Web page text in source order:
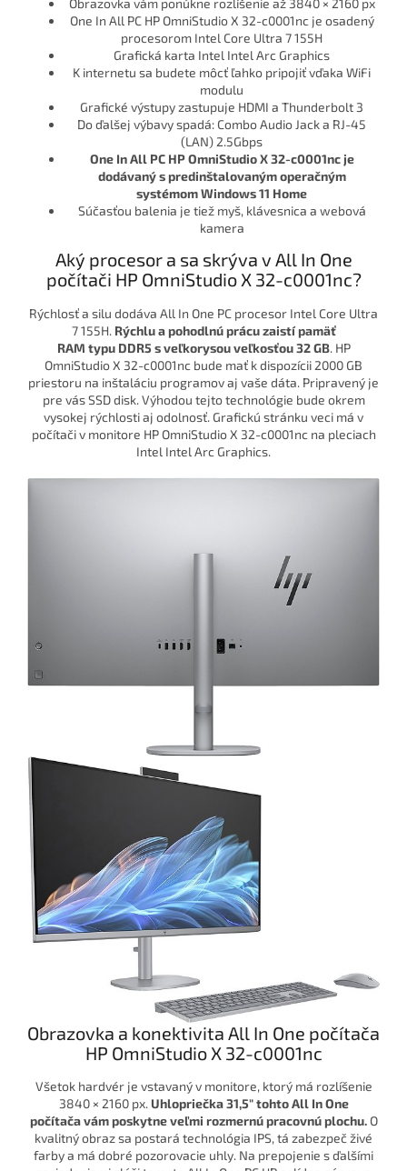
Obrazovka vám ponúkne rozlíšenie až 3840 × 2160 px
One In All PC HP OmniStudio X 32-c0001nc je osadený
procesorom Intel Core Ultra 7 155H
Grafická karta Intel Intel Arc Graphics
K internetu sa budete môcť ľahko pripojiť vďaka WiFi
modulu
Grafické výstupy zastupuje HDMI a Thunderbolt 3
Do ďalšej výbavy spadá: Combo Audio Jack a RJ-45
(LAN) 2.5Gbps
One In All PC HP OmniStudio X 32-c0001nc je
dodávaný s predinštalovaným operačným
systémomWindows 11 Home
Súčasťou balenia je tiež myš, klávesnica a webová
kamera
Aký procesor a sa skrýva v All In One
počítači HP OmniStudio X 32-c0001nc?
Rýchlosť a silu dodáva All In One PC procesor Intel Core Ultra
7 155H. Rýchlu a pohodlnú prácu zaistí pamäť
RAM typu DDR5 s veľkorysou veľkosťou 32 GB. HP
OmniStudio X 32-c0001nc bude mať k dispozícii 2000 GB
priestoru na inštaláciu programov aj vaše dáta. Pripravený je
pre vás SSD disk. Výhodou tejto technológie bude okrem
vysokej rýchlosti aj odolnosť. Grafickú stránku veci má v
počítači v monitore HP OmniStudio X 32-c0001nc na pleciach
Intel Intel Arc Graphics.
Obrazovka a konektivita All In One počítača
HP OmniStudio X 32-c0001nc
Všetok hardvér je vstavaný v monitore, ktorý má rozlíšenie
3840 × 2160 px. Uhlopriečka 31,5" tohto All In One
počítača vám poskytne veľmi rozmernú pracovnú plochu. O
kvalitný obraz sa postará technológia IPS, tá zabezpeč živé
farby a má dobré pozorovacie uhly. Na prepojenie s ďalšími